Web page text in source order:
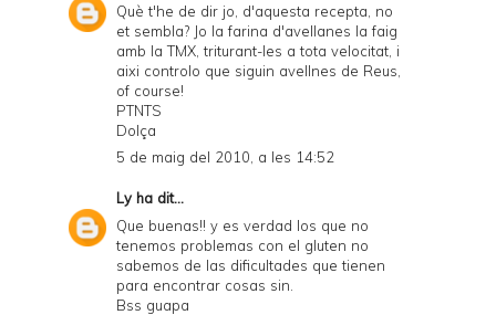
Què t'he de dir jo, d'aquesta recepta, no
et sembla? Jo la farina d'avellanes la faig
amb la TMX, triturant-les a tota velocitat, i
aixi controlo que siguin avellnes de Reus,
of course!
PTNTS
Dolça
5 de maig del 2010, a les 14:52
Lyha dit...
Que buenas!! y es verdad los que no
tenemos problemas con el gluten no
sabemos de las dificultades que tienen
para encontrar cosas sin.
Bss guapa